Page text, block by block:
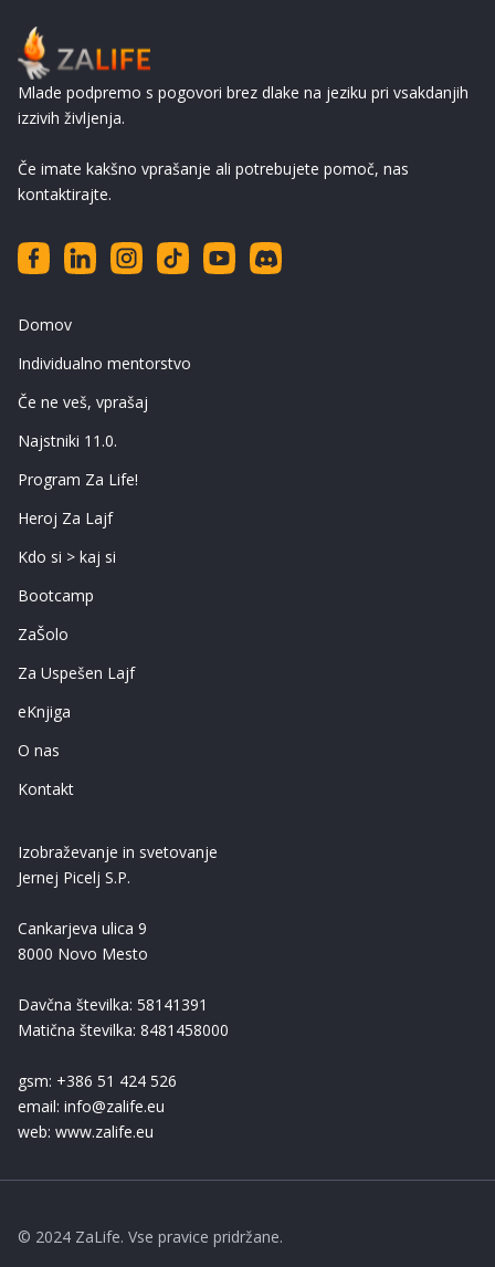
Mlade podpremo s pogovori brez dlake na jeziku pri vsakdanjih
izzivih življenja.
Če imate kakšno vprašanje ali potrebujete pomoč, nas
kontaktirajte.
Domov
Individualno mentorstvo
Če ne veš, vprašaj
Najstniki 11.0.
Program Za Life!
Heroj Za Lajf
Kdo si > kaj si
Bootcamp
ZaŠolo
Za Uspešen Lajf
eKnjiga
O nas
Kontakt
Izobraževanje in svetovanje
Jernej Picelj S.P.
Cankarjeva ulica 9
8000 Novo Mesto
Davčna številka: 58141391
Matična številka: 8481458000
gsm: +386 51 424 526
email: info@zalife.eu
web: www.zalife.eu
© 2024 ZaLife. Vse pravice pridržane.